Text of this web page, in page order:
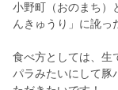
小野町（おのまち
んきゅうり」に訛っ
食べ方としては、生
パラみたいにして豚